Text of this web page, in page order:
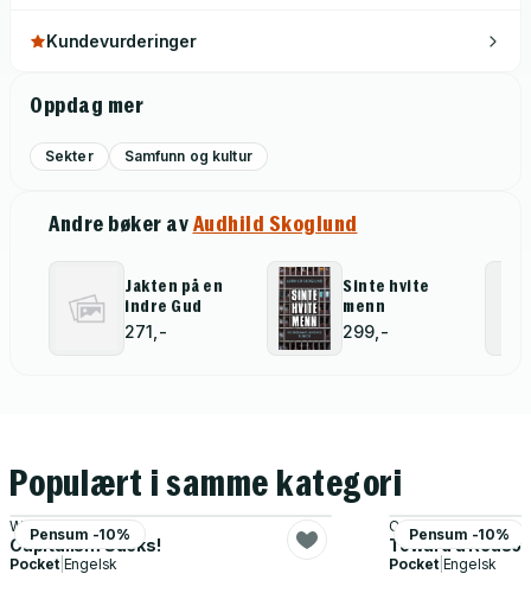
Kundevurderinger
Oppdag mer
Sekter Samfunn og kultur
Andre bøker avAudhild Skoglund
Jakten på en
indre Gud
271,-
Sinte hvite
menn
299,-
Populært i samme kategori
Pensum -10%
Wolf Larsen
Capitalism Sucks!
Pocket| Engelsk
Pensum -10%
C. E. Ayres
Toward a
Pocket| Engelsk